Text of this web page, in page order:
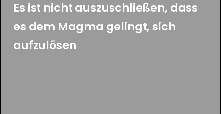
Es ist nicht auszuschließen, dass
es dem Magma gelingt, sich
aufzulösen